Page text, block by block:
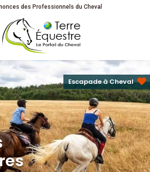
des Professionnels du Cheval
Escapade à Cheval